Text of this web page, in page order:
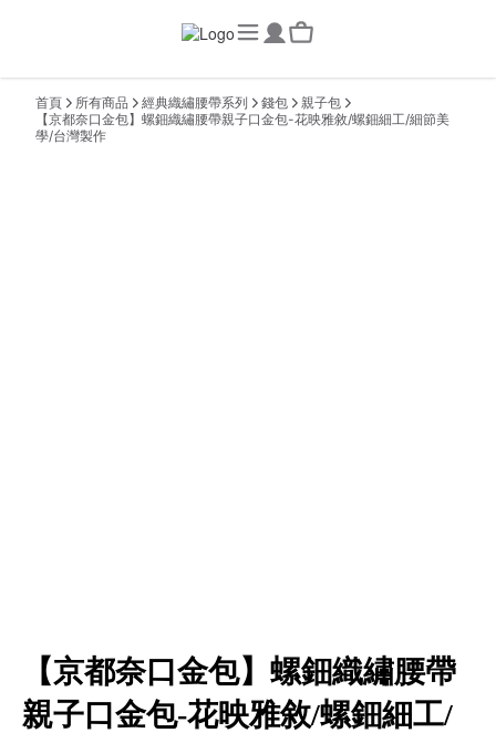
首頁 所有商品 經典織繡腰帶系列 錢包
親子包
【京都奈口金包】螺鈿織繡腰帶親子口金包-花映雅敘/螺鈿細工/細節美
學/台灣製作
【京都奈口金包】螺鈿織繡腰帶
親子口金包-花映雅敘/螺鈿細工/